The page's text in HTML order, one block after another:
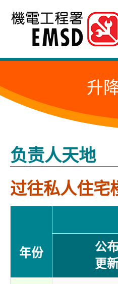
跳
内
的
始
升
负责人天地
过往私人住宅
年份
公
更